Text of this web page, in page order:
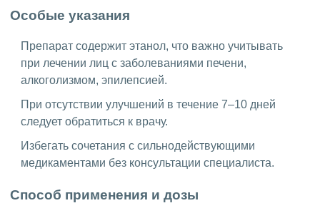
Особые указания
Препарат содержит этанол, что важно учитывать
при лечении лиц с заболеваниями печени,
алкоголизмом, эпилепсией.
При отсутствии улучшений в течение 7–10 дней
следует обратиться к врачу.
Избегать сочетания с сильнодействующими
медикаментами без консультации специалиста.
Способ применения и дозы